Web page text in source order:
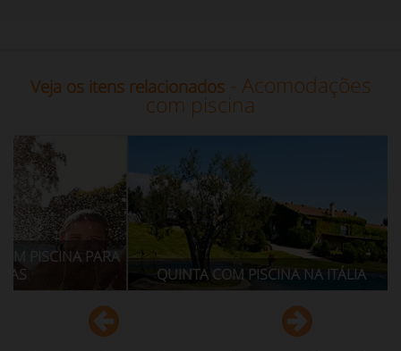
Veja os itens relacionados- Acomodações
com piscina
PARA
QUINTA COM PISCINA NA ITÁLIA